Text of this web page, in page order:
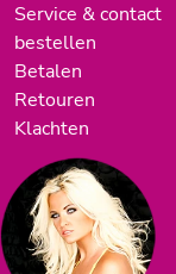
Service & contact
bestellen
Betalen
Retouren
Klachten